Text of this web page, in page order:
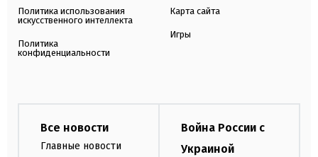
Политика использования
искусственного интеллекта
Политика
конфиденциальности
Карта сайта
Игры
Все новости
Главные новости
Война России с
Украиной